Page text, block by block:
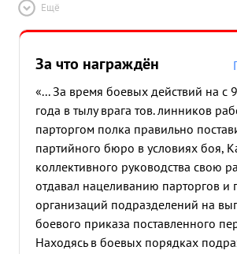
Ещё
За что награждён
«... За время боевых действий на с
года в тылу врага тов. линников
парторгом полка правильно
партийного бюро в условиях боя,
коллективного руководства свою
отдавал нацеливанию парторгов и
организаций подразделений на
боевого приказа поставленного
Находясь в боевых порядках